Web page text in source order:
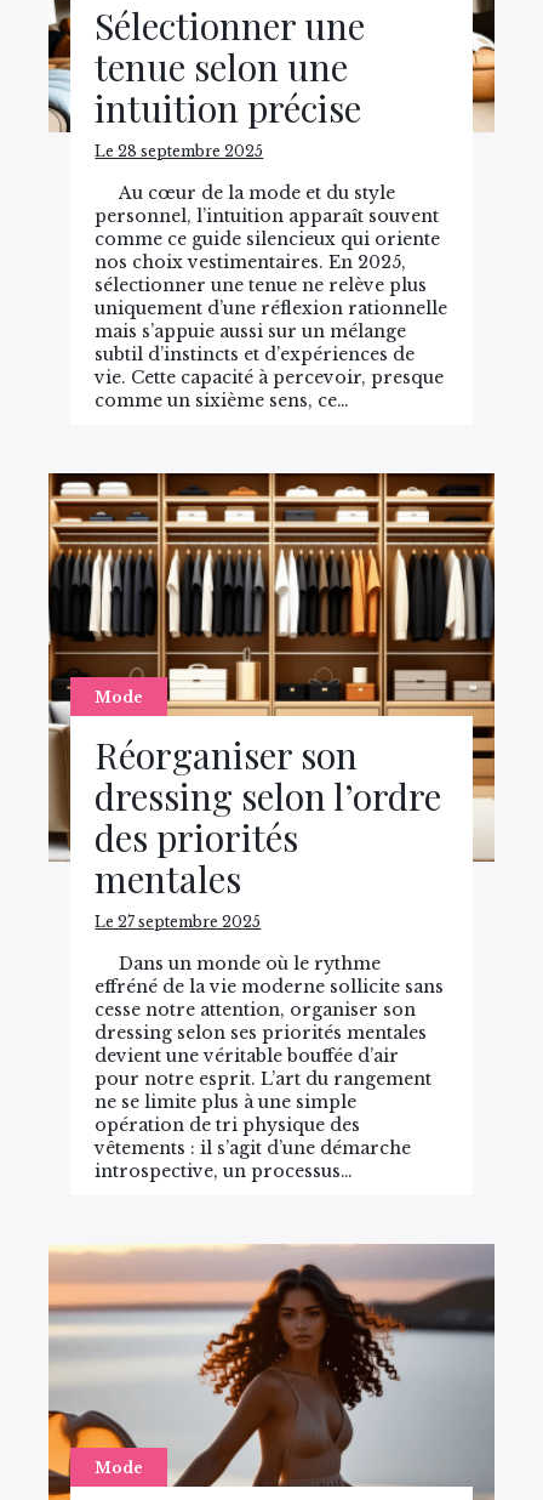
Sélectionner une
tenue selon une
intuition précise
Le 28 septembre 2025
Au cœur de la mode et du style
personnel, l’intuition apparaît souvent
comme ce guide silencieux qui oriente
nos choix vestimentaires. En 2025,
sélectionner une tenue ne relève plus
uniquement d’une réflexion rationnelle
mais s’appuie aussi sur un mélange
subtil d’instincts et d’expériences de
vie. Cette capacité à percevoir, presque
comme un sixième sens, ce…
Mode
Réorganiser son
dressing selon l’ordre
des priorités
mentales
Le 27 septembre 2025
Dans un monde où le rythme
effréné de la vie moderne sollicite sans
cesse notre attention, organiser son
dressing selon ses priorités mentales
devient une véritable bouffée d’air
pour notre esprit. L’art du rangement
ne se limite plus à une simple
opération de tri physique des
vêtements : il s’agit d’une démarche
introspective, un processus…
Mode